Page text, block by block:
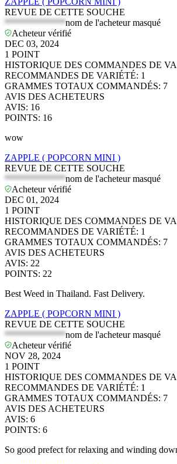
REVUE DE CETTE SOUCHE
*************nom de l'acheteur masqué
Acheteur vérifié
DEC 03, 2024
1 POINT
HISTORIQUE DES COMMANDES DE
RECOMMANDES DE VARIÉTÉ: 1
GRAMMES TOTAUX COMMANDÉS: 7
AVIS DES ACHETEURS
AVIS: 16
POINTS: 16
wow
ZAPPLE ( POPCORN MINI )
REVUE DE CETTE SOUCHE
*************nom de l'acheteur masqué
Acheteur vérifié
DEC 01, 2024
1 POINT
HISTORIQUE DES COMMANDES DE
RECOMMANDES DE VARIÉTÉ: 1
GRAMMES TOTAUX COMMANDÉS: 7
AVIS DES ACHETEURS
AVIS: 22
POINTS: 22
Best Weed in Thailand. Fast Delivery.
ZAPPLE ( POPCORN MINI )
REVUE DE CETTE SOUCHE
*************nom de l'acheteur masqué
Acheteur vérifié
NOV 28, 2024
1 POINT
HISTORIQUE DES COMMANDES DE
RECOMMANDES DE VARIÉTÉ: 1
GRAMMES TOTAUX COMMANDÉS: 7
AVIS DES ACHETEURS
AVIS: 6
POINTS: 6
So good prefect for relaxing and winding